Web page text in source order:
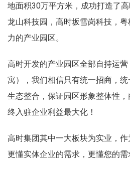
地面积30万平方米，成功打造了
龙山科技园，高时坂雪岗科技，
力的产业园区。
高时开发的产业园区全部自持运
寓），我们相信只有统一招商，
生态整合，保证园区形象整体性
终入驻企业利益最大化！
高时集团其中一大板块为实业，
更懂实体企业的需求，更懂您的需